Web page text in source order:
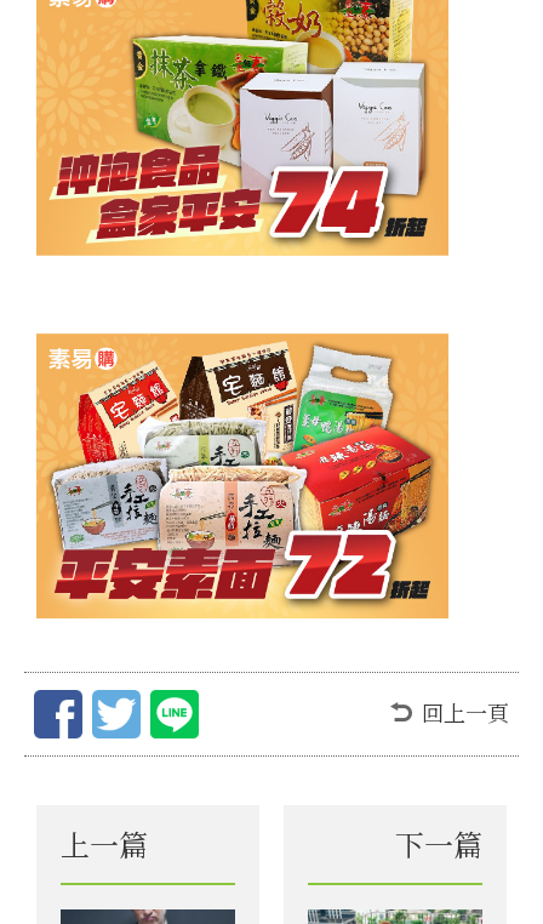
回上一頁
上一篇 下一篇